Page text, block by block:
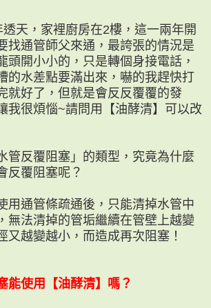
天，家裡廚房在2樓，這一兩年開
找通管師父來通，最誇張的情況是
頭開小小的，只是轉個身接電話，
的水差點要滿出來，嚇的我趕快打
就好了，但就是會反反覆覆的發
我很煩惱~請問用【油酵清】可以改
管反覆阻塞」的類型，究竟為什麼
反覆阻塞呢？
用通管條疏通後，只能清掉水管中
無法清掉的管垢繼續在管壁上越變
又越變越小，而造成再次阻塞！
能使用【油酵清】嗎？